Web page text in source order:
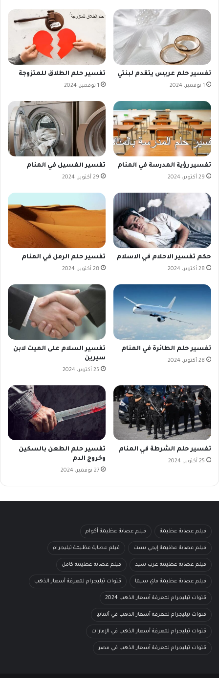
تفسير حلم عريس يتقدم لبنتي
1 نوفمبر، 2024
تفسير حلم الطلاق للمتزوجة
1 نوفمبر، 2024
تفسير رؤية المدرسة في المنام
29 أكتوبر، 2024
تفسير الغسيل في المنام
29 أكتوبر، 2024
حكم تفسير الاحلام في الاسلام
28 أكتوبر، 2024
تفسير حلم الرمل في المنام
28 أكتوبر، 2024
تفسير حلم الطائرة في المنام
28 أكتوبر، 2024
تفسير السلام على الميت لابن
سيرين
25 أكتوبر، 2024
تفسير حلم الشرطة في المنام
25 أكتوبر، 2024
تفسير حلم الطعن بالسكين
وخروج الدم
27 نوفمبر، 2024
فيلم عصابة عظيمة فيلم عصابة عظيمة أكوام
فيلم عصابة عظيمة إيجي بست فيلم عصابة عظيمة تيليجرام
فيلم عصابة عظيمة عرب سيد فيلم عصابة عظيمة كامل
فيلم عصابة عظيمة ماي سيما قنوات تيليجرام لمعرفة أسعار الذهب
قنوات تيليجرام لمعرفة أسعار الذهب 2024
قنوات تيليجرام لمعرفة أسعار الذهب في ألمانيا
قنوات تيليجرام لمعرفة أسعار الذهب في الإمارات
قنوات تيليجرام لمعرفة أسعار الذهب في مصر